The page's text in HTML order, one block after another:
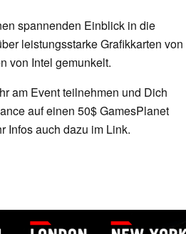
spannenden Einblick in die
leistungsstarke Grafikkarten von
von Intel gemunkelt.
am Event teilnehmen und Dich
auf einen 50$ GamesPlanet
Infos auch dazu im Link.